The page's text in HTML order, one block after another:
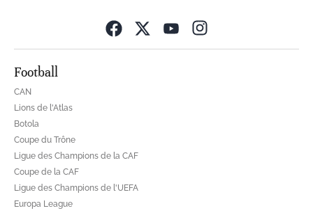
Football
CAN
Lions de l'Atlas
Botola
Coupe du Trône
Ligue des Champions de la CAF
Coupe de la CAF
Ligue des Champions de l'UEFA
Europa League